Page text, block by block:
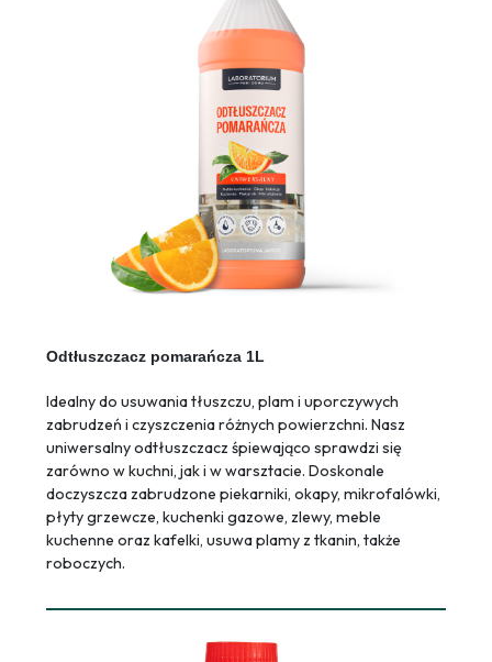
Odtłuszczacz pomarańcza 1L
Idealny do usuwania tłuszczu, plam i uporczywych
zabrudzeń i czyszczenia różnych powierzchni. Nasz
uniwersalny odtłuszczacz śpiewająco sprawdzi się
zarówno w kuchni, jak i w warsztacie. Doskonale
doczyszcza zabrudzone piekarniki, okapy, mikrofalówki,
płyty grzewcze, kuchenki gazowe, zlewy, meble
kuchenne oraz kafelki, usuwa plamy z tkanin, także
roboczych.